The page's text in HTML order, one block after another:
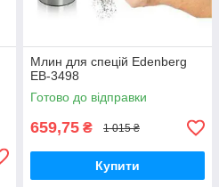
Млин для спецій Edenberg
EB-3498
Готово до відправки
659,75 ₴ 1 015 ₴
Купити